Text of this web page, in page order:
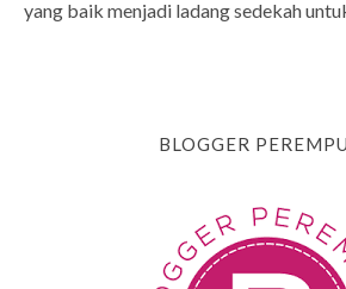
yang baik menjadi ladang sedekah
BLOGGER